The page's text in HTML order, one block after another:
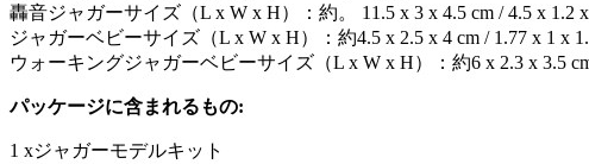
轟音ジャガーサイズ（L x W x H）：約。 11.5 x 3 x 4.5 cm / 4.5 x 1.2
ジャガーベビーサイズ（L x W x H）：約4.5 x 2.5 x 4 cm / 1.77 x 1 x
ウォーキングジャガーベビーサイズ（L x W x H）：約6 x 2.3 x 3.5
パッケージに含まれるもの:
1 xジャガーモデルキット